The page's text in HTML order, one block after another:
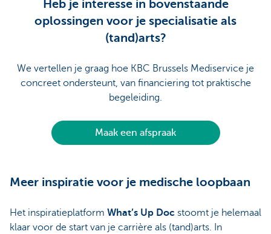
Heb je interesse in bovenstaande
oplossingen voor je specialisatie als
(tand)arts?
We vertellen je graag hoe KBC Brussels Mediservice je
concreet ondersteunt, van financiering tot praktische
begeleiding.
Maak een afspraak
Meer inspiratie voor je medische loopbaan
Het inspiratieplatform What’s Up Doc stoomt je helemaal
klaar voor de start van je carrière als (tand)arts. In